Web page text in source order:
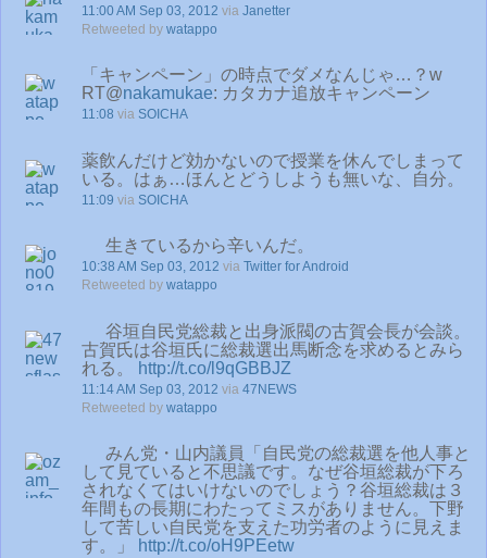
11:00 AM Sep 03, 2012 via Janetter
Retweeted by watappo
「キャンペーン」の時点でダメなんじゃ…？w
RT@nakamukae: カタカナ追放キャンペーン
11:08 via SOICHA
薬飲んだけど効かないので授業を休んでしまって
いる。はぁ…ほんとどうしようも無いな、自分。
11:09 via SOICHA
生きているから辛いんだ。
10:38 AM Sep 03, 2012 via Twitter for Android
Retweeted by watappo
谷垣自民党総裁と出身派閥の古賀会長が会談。
古賀氏は谷垣氏に総裁選出馬断念を求めるとみら
れる。
http://t.co/l9qGBBJZ
11:14 AM Sep 03, 2012 via 47NEWS
Retweeted by watappo
みん党・山内議員「自民党の総裁選を他人事と
して見ていると不思議です。なぜ谷垣総裁が下ろ
されなくてはいけないのでしょう？谷垣総裁は３
年間もの長期にわたってミスがありません。下野
して苦しい自民党を支えた功労者のように見えま
す。」
http://t.co/oH9PEetw